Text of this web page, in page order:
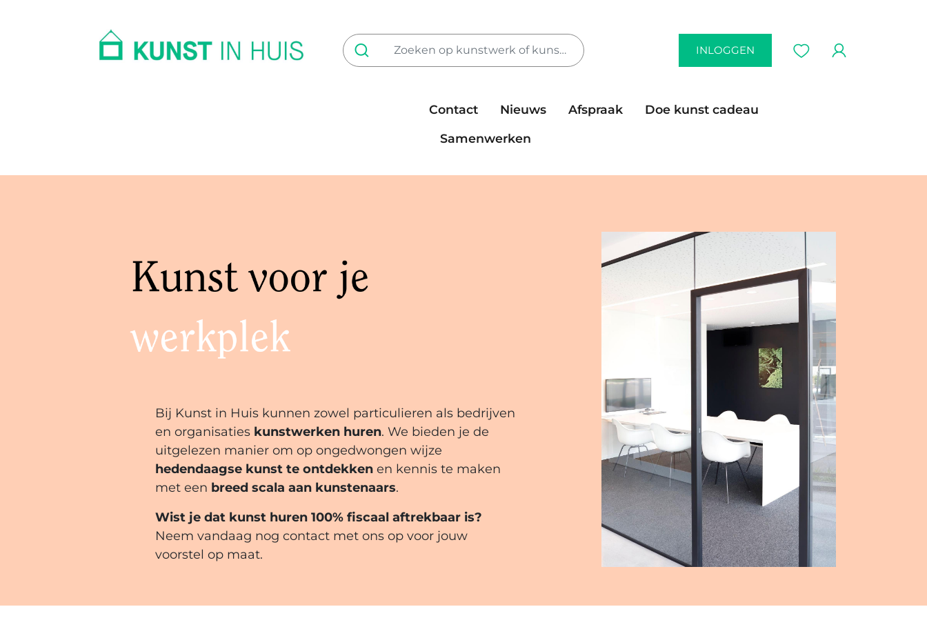
INLOGGEN
Contact Nieuws Afspraak
Doe kunst cadeau
Samenwerken
Bij Kunst in Huis kunnen zowel particulieren als bedrijven
en organisaties kunstwerken huren. We bieden je de
uitgelezen manier om op ongedwongen wijze
hedendaagse kunst te ontdekkenen kennis te maken
met een breed scala aan kunstenaars.
Wist je dat kunst huren 100% fiscaal aftrekbaar is?
Neem vandaag nog contact met ons op voor jouw
voorstel op maat.